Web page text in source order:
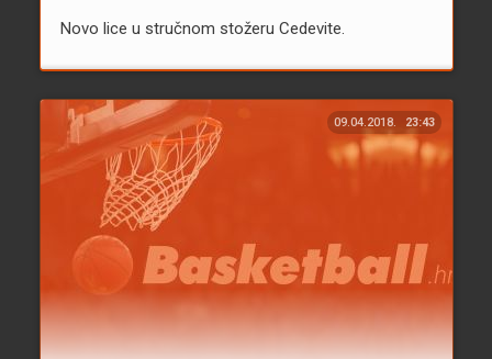
Novo lice u stručnom stožeru Cedevite.
09.04.2018. 23:43